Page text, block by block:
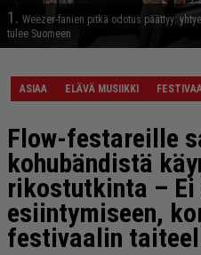
1. Weezer-fanien pitkä odotus päättyy: yhtye
tulee Suomeen
ASIAA ELÄVÄ MUSIIKKI
Flow-festareille
kohubändistä
rikostutkinta – Ei
esiintymiseen,
festivaalin